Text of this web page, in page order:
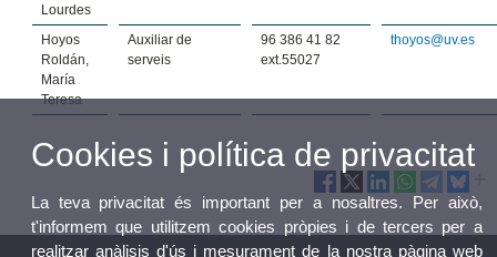
Lourdes
Hoyos
Roldán,
María
Teresa
Auxiliar de
serveis
96 386 41 82
ext.55027
thoyos@uv.es
Cookies i política de privacitat
La teva privacitat és important per a nosaltres. Per això,
t'informem que utilitzem cookies pròpies i de tercers per a
realitzar anàlisis d'ús i mesurament de la nostra pàgina web